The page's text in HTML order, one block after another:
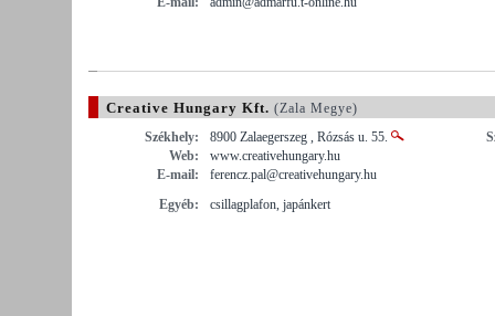
Creative Hungary Kft. (Zala Megye)
Székhely:
8900 Zalaegerszeg , Rózsás u. 55.
Web:
www.creativehungary.hu
E-mail:
ferencz.pal@creativehungary.hu
Egyéb:
csillagplafon, japánkert